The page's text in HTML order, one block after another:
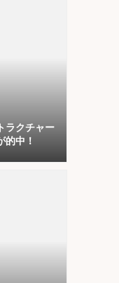
ラクチャー
的中！